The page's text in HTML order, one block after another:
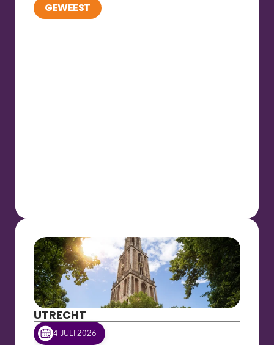
GEWEEST
UTRECHT
4 JULI 2026